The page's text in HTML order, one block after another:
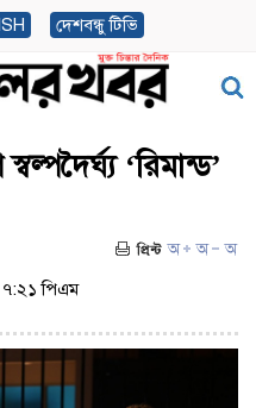
দেশবন্ধু টিভি
‘রিমান্ড’
৭:২১ পিএম